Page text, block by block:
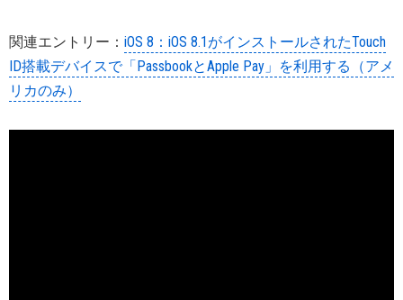
関連エントリー： iOS 8：iOS 8.1がインストールされたTouch
ID搭載デバイスで「PassbookとApple Pay」を利用する（アメ
リカのみ）